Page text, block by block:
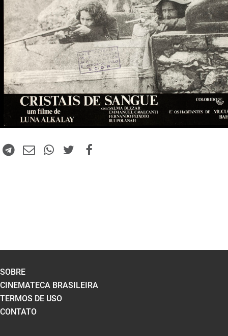
SOBRE
CINEMATECA BRASILEIRA
TERMOS DE USO
CONTATO